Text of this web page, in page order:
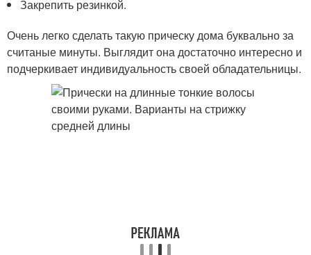
Закрепить резинкой.
Очень легко сделать такую прическу дома буквально за
считаные минуты. Выглядит она достаточно интересно и
подчеркивает индивидуальность своей обладательницы.